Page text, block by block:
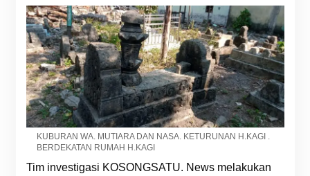
KUBURAN WA. MUTIARA DAN NASA. KETURUNAN H.KAGI .
BERDEKATAN RUMAH H.KAGI
Tim investigasi KOSONGSATU. News melakukan